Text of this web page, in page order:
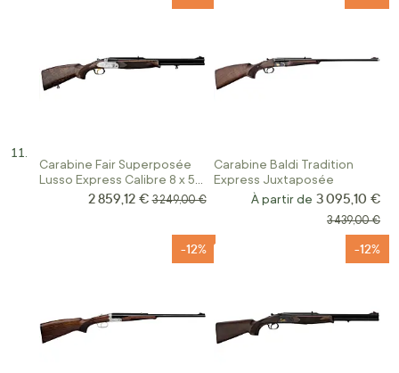
Carabine Fair Superposée
Lusso Express Calibre 8 x 57
Prix Spécial
2 859,12 € Prix normal
3 249,00 €
Carabine Baldi Tradition
Express Juxtaposée
À partir de 3 095,10 €
Prix normal
3 439,00 €
-12% -12%